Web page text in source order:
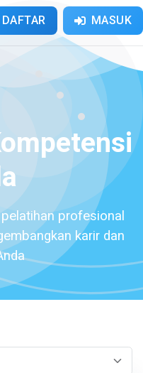
DAFTAR MASUK
profesional
karir dan